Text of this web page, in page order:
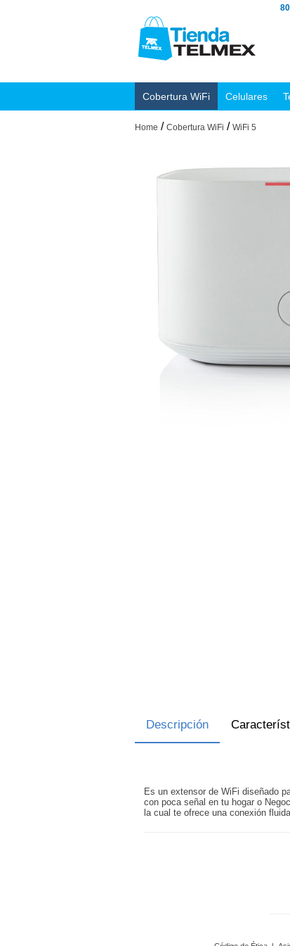
Cobertura WiFi Celulares
Home / Cobertura WiFi / WiFi 5
Descripción
Es un extensor de WiFi diseñado
con poca señal en tu hogar o
la cual te ofrece una conexión